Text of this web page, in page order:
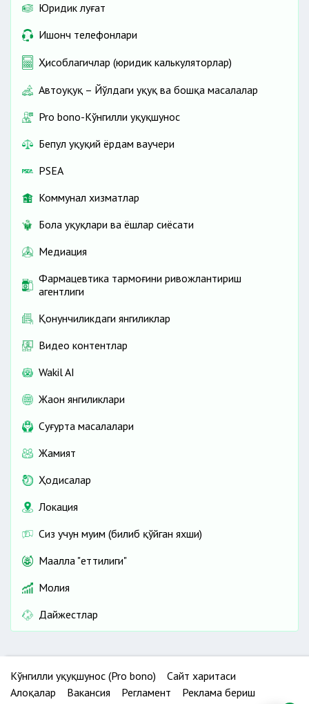
Юридик луғат
Ишонч телефонлари
Ҳисоблагичлар (юридик калькуляторлар)
Автоҳуқуқ – Йўлдаги ҳуқуқ ва бошқа масалалар
Pro bono-Кўнгилли ҳуқуқшунос
Бепул ҳуқуқий ёрдам ваучери
PSEA
Коммунал хизматлар
Бола ҳуқуқлари ва ёшлар сиёсати
Медиация
Фармацевтика тармоғини ривожлантириш
агентлиги
Қонунчиликдаги янгиликлар
Видео контентлар
Wakil AI
Жаҳон янгиликлари
Cуғурта масалалари
Жамият
Ҳодисалар
Локация
Сиз учун муҳим (билиб қўйган яхши)
Маҳалла "еттилиги"
Молия
Дайжестлар
Кўнгилли ҳуқуқшунос (Pro bono)
Сайт харитаси
Алоқалар
Вакансия Регламент
Реклама бериш